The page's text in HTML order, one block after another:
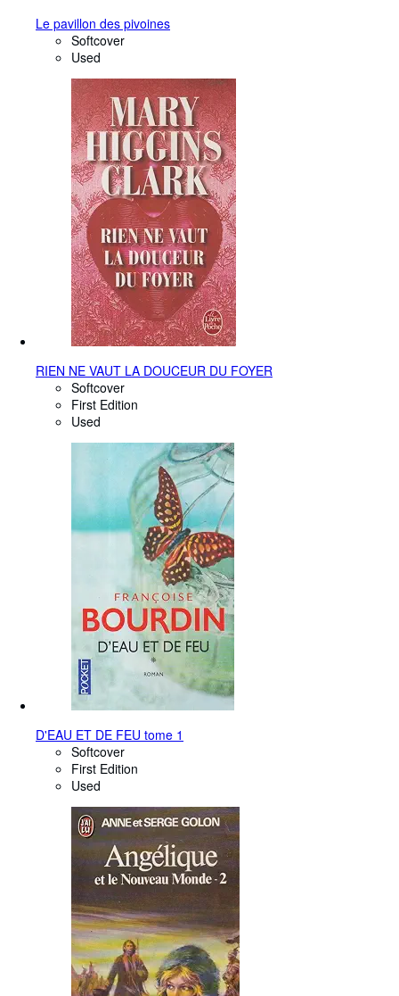
Le pavillon des pivoines
Softcover
Used
RIEN NE VAUT LA DOUCEUR DU FOYER
Softcover
First Edition
Used
D'EAU ET DE FEU tome 1
Softcover
First Edition
Used